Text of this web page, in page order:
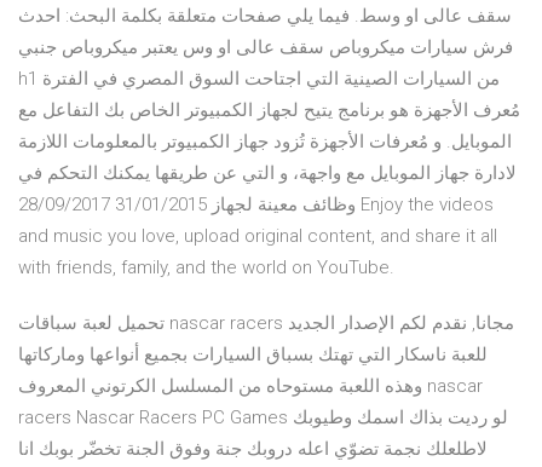
سقف عالى او وسط. فيما يلي صفحات متعلقة بكلمة البحث: احدث
فرش سيارات ميكروباص سقف عالى او وس يعتبر ميكروباص جنبي
h1 من السيارات الصينية التي اجتاحت السوق المصري في الفترة
مُعرف الأجهزة هو برنامج يتيح لجهاز الكمبيوتر الخاص بك التفاعل مع
الموبايل. و مُعرفات الأجهزة تُزود جهاز الكمبيوتر بالمعلومات اللازمة
لادارة جهاز الموبايل مع واجهة، و التي عن طريقها يمكنك التحكم في
وظائف معينة لجهاز 31/01/2015 28/09/2017 Enjoy the videos
and music you love, upload original content, and share it all
with friends, family, and the world on YouTube.
تحميل لعبة سباقات nascar racers مجانا, نقدم لكم الإصدار الجديد
للعبة ناسكار التي تهتك بسباق السيارات بجميع أنواعها وماركاتها
وهذه اللعبة مستوحاه من المسلسل الكرتوني المعروف nascar
racers Nascar Racers PC Games لو رديت بذاك اسمك وطيوبك
لاطلعلك نجمة تضوّي اعله دروبك جنة وفوق الجنة تخضّر بوبك انا